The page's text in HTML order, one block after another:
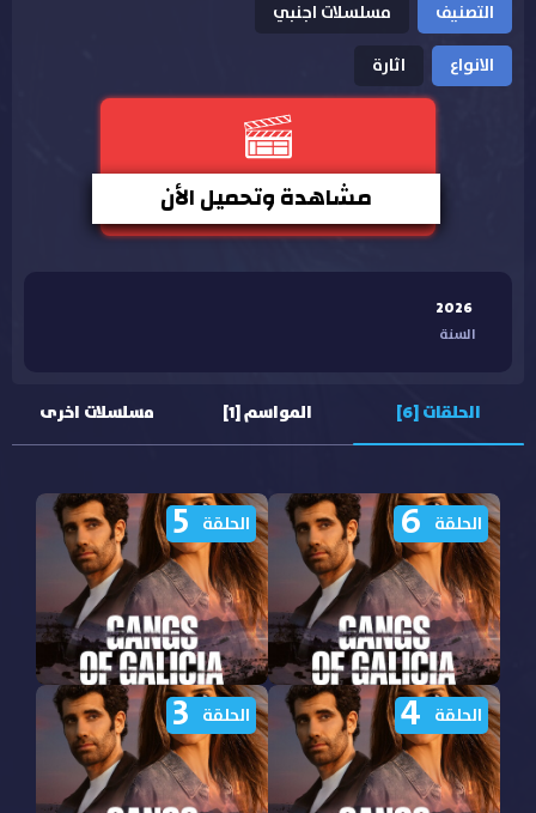
التصنيف
مسلسلات اجنبي
الانواع
اثارة
مشاهدة وتحميل الأن
2026
السنة
الحلقات [6] المواسم [1] مسلسلات اخرى
مشاهدة مسلسل Gangs of
Galicia الموسم الثاني
الحلقة 6 مترجمة
الحلقة 6
مشاهدة مسلسل Gangs of
Galicia الموسم الثاني
الحلقة 5 مترجمة
الحلقة 5
الحلقة 4 الحلقة 3